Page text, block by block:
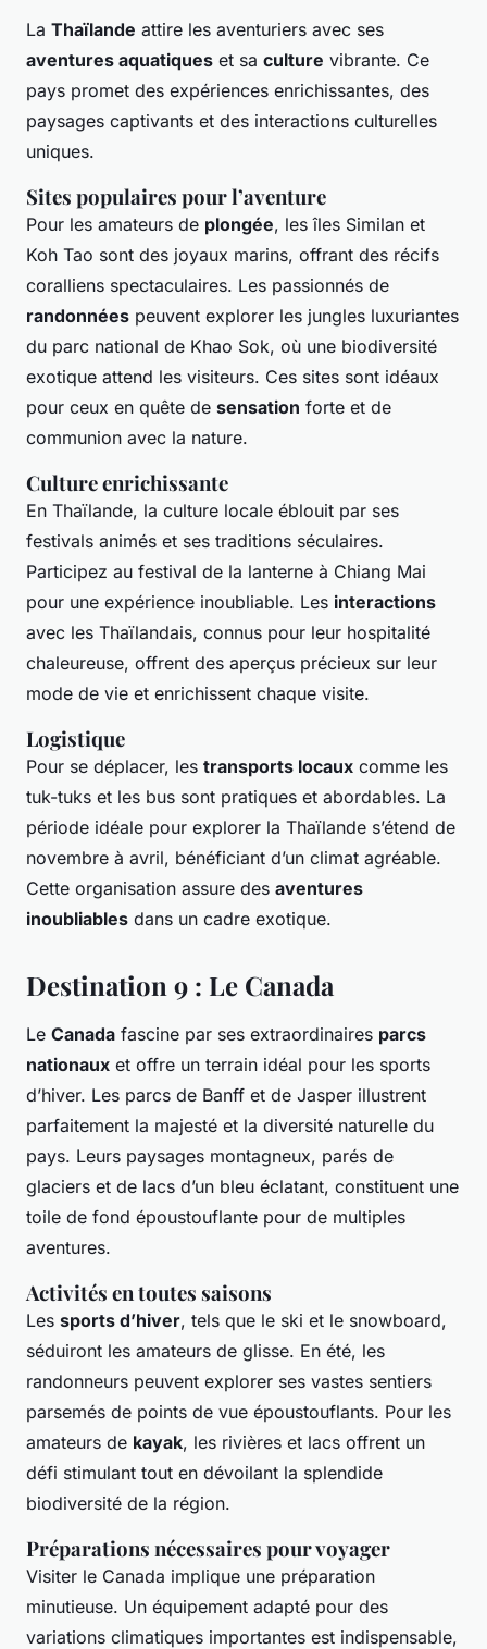
La Thaïlande attire les aventuriers avec ses
aventures aquatiques et sa culture vibrante. Ce
pays promet des expériences enrichissantes, des
paysages captivants et des interactions culturelles
uniques.
Sites populaires pour l’aventure
Pour les amateurs de plongée, les îles Similan et
Koh Tao sont des joyaux marins, offrant des récifs
coralliens spectaculaires. Les passionnés de
randonnées peuvent explorer les jungles luxuriantes
du parc national de Khao Sok, où une biodiversité
exotique attend les visiteurs. Ces sites sont idéaux
pour ceux en quête de sensation forte et de
communion avec la nature.
Culture enrichissante
En Thaïlande, la culture locale éblouit par ses
festivals animés et ses traditions séculaires.
Participez au festival de la lanterne à Chiang Mai
pour une expérience inoubliable. Les interactions
avec les Thaïlandais, connus pour leur hospitalité
chaleureuse, offrent des aperçus précieux sur leur
mode de vie et enrichissent chaque visite.
Logistique
Pour se déplacer, les transports locaux comme les
tuk-tuks et les bus sont pratiques et abordables. La
période idéale pour explorer la Thaïlande s’étend de
novembre à avril, bénéficiant d’un climat agréable.
Cette organisation assure des aventures
inoubliables dans un cadre exotique.
Destination 9 : Le Canada
Le Canada fascine par ses extraordinaires parcs
nationaux et offre un terrain idéal pour les sports
d’hiver. Les parcs de Banff et de Jasper illustrent
parfaitement la majesté et la diversité naturelle du
pays. Leurs paysages montagneux, parés de
glaciers et de lacs d’un bleu éclatant, constituent une
toile de fond époustouflante pour de multiples
aventures.
Activités en toutes saisons
Les sports d’hiver, tels que le ski et le snowboard,
séduiront les amateurs de glisse. En été, les
randonneurs peuvent explorer ses vastes sentiers
parsemés de points de vue époustouflants. Pour les
amateurs de kayak, les rivières et lacs offrent un
défi stimulant tout en dévoilant la splendide
biodiversité de la région.
Préparations nécessaires pour voyager
Visiter le Canada implique une préparation
minutieuse. Un équipement adapté pour des
variations climatiques importantes est indispensable,